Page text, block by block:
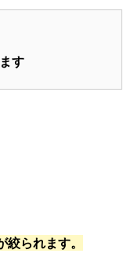
す
られます。